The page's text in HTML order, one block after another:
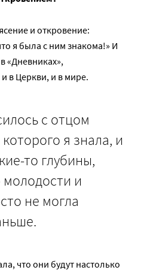
и откровение:
я была с ним знакома!» И
«Дневниках»,
в Церкви, и в мире.
с отцом
я знала, и
то глубины,
и
не могла
что они будут настолько